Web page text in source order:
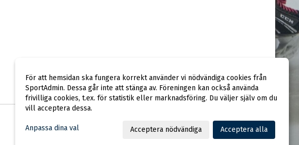
För att hemsidan ska fungera korrekt använder vi nödvändiga cookies från
SportAdmin. Dessa går inte att stänga av. Föreningen kan också använda
frivilliga cookies, t.ex. för statistik eller marknadsföring. Du väljer själv om du
vill acceptera dessa.
Anpassa dina val Acceptera nödvändiga Acceptera alla